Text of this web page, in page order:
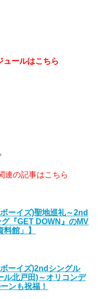
ュールはこちら
連の記事はこちら
ーイズ)聖地巡礼～2nd
『GET DOWN』のMV
館」】
ーイズ)2ndシングル
ル北戸田)～オリコンデ
ンも祝福！